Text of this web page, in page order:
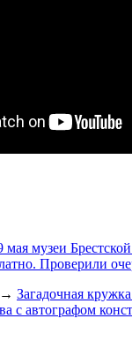
мая музеи
Проверили
→ Загадочная
с автографом